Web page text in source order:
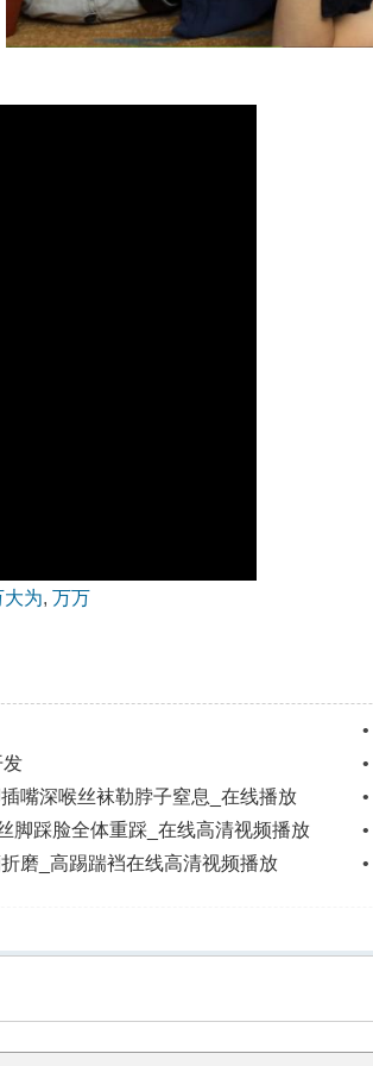
>播放列表
大为, 万万
•
发 •
嘴深喉丝袜勒脖子窒息_在线播放 •
脚踩脸全体重踩_在线高清视频播放 •
磨_高踢踹裆在线高清视频播放 •